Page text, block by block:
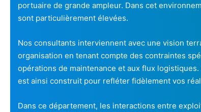
portuaire de grande ampleur. Dans cet
sont particulièrement élevées.
Nos consultants interviennent avec une vision
organisation en tenant compte des contraintes
opérations de maintenance et aux flux
est ainsi construit pour refléter fidèlement vos
Dans ce département, les interactions entre